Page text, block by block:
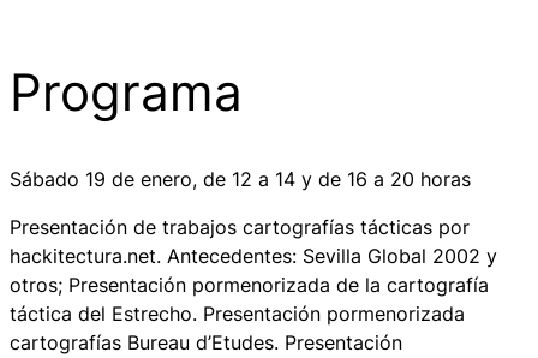
Programa
Sábado 19 de enero, de 12 a 14 y de 16 a 20 horas
Presentación de trabajos cartografías tácticas por
hackitectura.net. Antecedentes: Sevilla Global 2002 y
otros; Presentación pormenorizada de la cartografía
táctica del Estrecho. Presentación pormenorizada
cartografías Bureau d’Etudes. Presentación